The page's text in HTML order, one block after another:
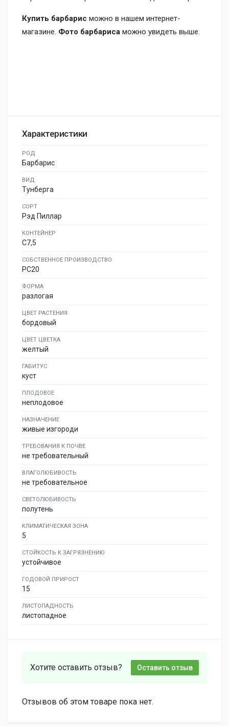
Купить барбарис можно в нашем интернет-
магазине. Фото барбариса можно увидеть выше.
Характеристики
РОД
Барбарис
ВИД
Тунберга
СОРТ
Рэд Пиллар
КОНТЕЙНЕР
C7,5
СОБСТВЕННОЕ ПРОИЗВОДСТВО
PC20
ФОРМА
разлогая
ЦВЕТ РАСТЕНИЯ
бордовый
ЦВЕТ ЦВЕТКА
желтый
ГАБИТУС
куст
ПЛОДОВОЕ
неплодовое
НАЗНАЧЕНИЕ
живые изгороди
ТРЕБОВАНИЯ К ПОЧВЕ
не требовательный
ВЛАГОЛЮБИВОСТЬ
не требовательное
СВЕТОЛЮБИВОСТЬ
полутень
КЛИМАТИЧЕСКАЯ ЗОНА
5
СТОЙКОСТЬ К ЗАГРЯЗНЕНИЮ
устойчивое
ГОДОВОЙ ПРИРОСТ
15
ЛИСТОПАДНОСТЬ
листопадное
Хотите оставить отзыв? Оставить отзыв
Отзывов об этом товаре пока нет.